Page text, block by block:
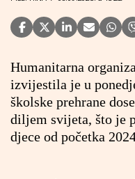
Humanitarna
izvijestila je u
školske prehrane
diljem svijeta, što je
djece od početka